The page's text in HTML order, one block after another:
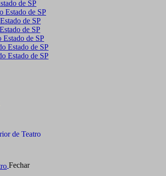
Fechar